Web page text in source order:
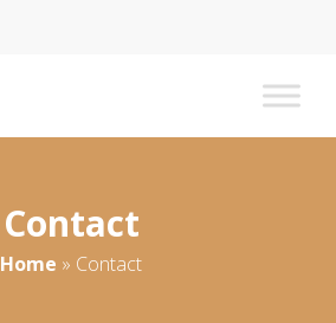
Contact
Home » Contact